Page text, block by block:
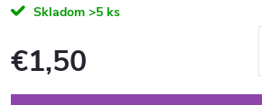
Skladom >5 ks
€1,50